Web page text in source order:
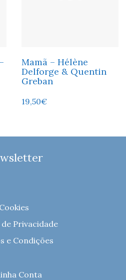
Mamã – Hélène
Delforge & Quentin
Greban
19,50€
Cookies
Privacidade
e Condições
Conta